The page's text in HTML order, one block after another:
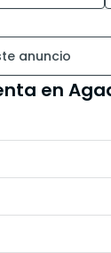
anuncio
en